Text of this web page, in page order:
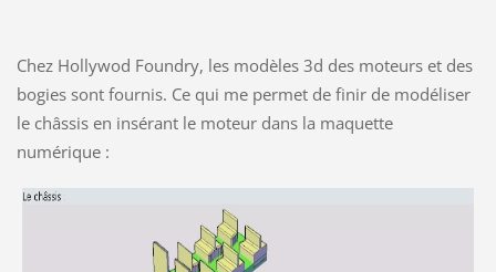
Chez Hollywod Foundry, les modèles 3d des moteurs et des
bogies sont fournis. Ce qui me permet de finir de modéliser
le châssis en insérant le moteur dans la maquette
numérique :